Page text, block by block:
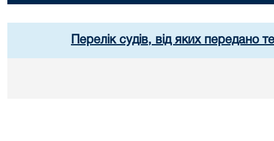
Перелік судів, від яких передано